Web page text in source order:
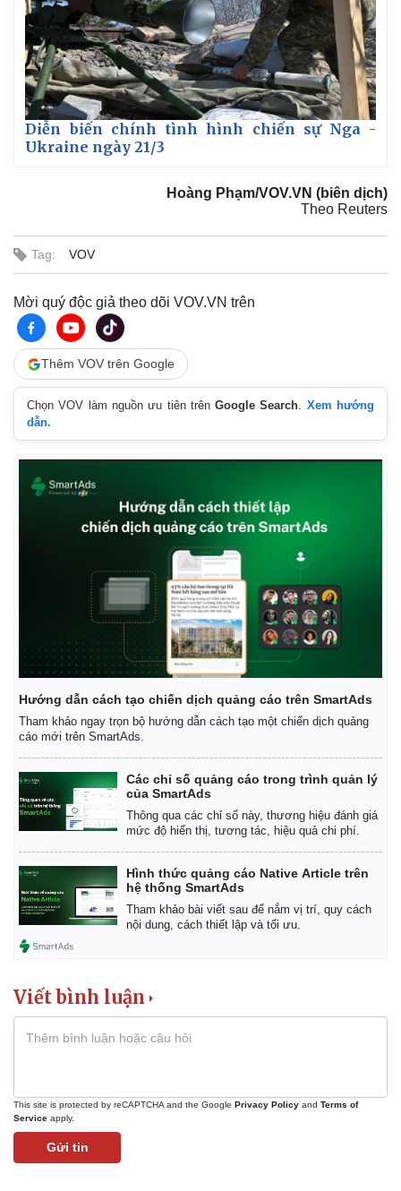
Kinh tế
Bất động sản
Khởi nghiệp
Thị trường
Giá vàng
Tỷ giá
Chứng khoán
Diễn biến chính tình hình chiến sự Nga -
Ukraine ngày 21/3
Hoàng Phạm/VOV.VN (biên dịch)
Theo Reuters
Tag: VOV
Mời quý độc giả theo dõi VOV.VN trên
Thêm VOV trên Google
Chọn VOV làm nguồn ưu tiên trênGoogle Search. Xem hướng
dẫn.
Hướng dẫn cách tạo chiến dịch quảng cáo trên SmartAds
Tham khảo ngay trọn bộ hướng dẫn cách tạo một chiến dịch quảng
cáo mới trên SmartAds.
Các chỉ số quảng cáo trong trình quản lý
của SmartAds
Thông qua các chỉ số này, thương hiệu đánh giá
mức độ hiển thị, tương tác, hiệu quả chi phí.
Hình thức quảng cáo Native Article trên
hệ thống SmartAds
Tham khảo bài viết sau để nắm vị trí, quy cách
nội dung, cách thiết lập và tối ưu.
Viết bình luận
This site is protected by reCAPTCHA and the Google Privacy Policy and Terms of
Service apply.
Gửi tin